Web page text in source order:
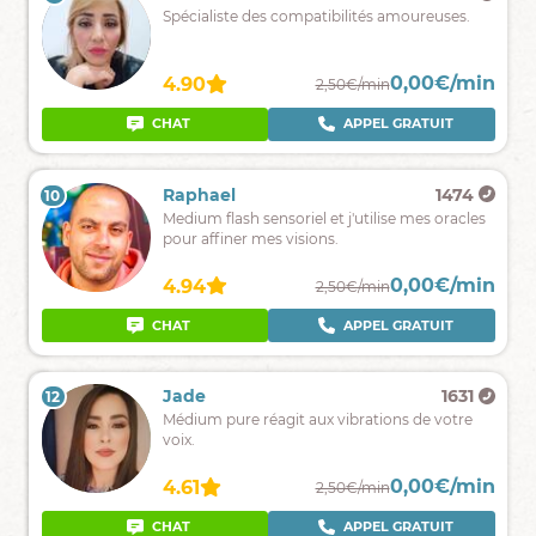
vos
Je
de
naissance.
4.91 2,69€/min 0,00€/min
CHATAPPEL GRATUIT
Spécialiste des compatibilités amoureuses.
4.90 2,50€/min0,00€/min
CHAT APPEL GRATUIT
9 Kalia
1900
Je
suis
pur
avec
des
flashs
4.91 2,80€/min 0,00€/min
CHATAPPEL GRATUIT
10 Raphael 1474
Medium flash sensoriel et j'utilise mes oracles
pour affiner mes visions.
4.94 2,50€/min0,00€/min
CHAT APPEL GRATUIT
11 Erika
2076
Médium,je
capte
pensées,les
sentiments,les
intentions
4.96 0,00€/min
CHAT
12 Jade 1631
Médium pure réagit aux vibrations de votre
voix.
4.61 2,50€/min0,00€/min
CHAT APPEL GRATUIT